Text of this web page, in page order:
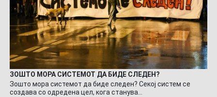
ЗОШТО МОРА СИСТЕМОТ ДА БИДЕ СЛЕДЕН?
Зошто мора системот да биде следен? Секој систем се
создава со одредена цел, кога станува…